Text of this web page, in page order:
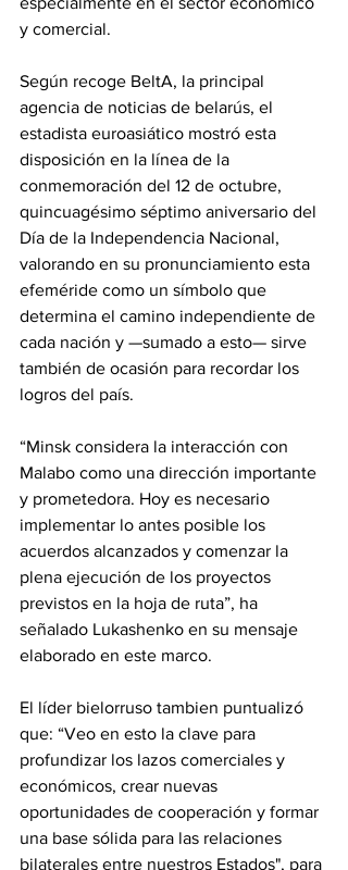
y comercial.
‎Según recoge BeltA, la principal
agencia de noticias de belarús, el
estadista euroasiático mostró esta
disposición en la línea de la
conmemoración del 12 de octubre,
quincuagésimo séptimo aniversario del
Día de la Independencia Nacional,
valorando en su pronunciamiento esta
efeméride como un símbolo que
determina el camino independiente de
cada nación y —sumado a esto— sirve
también de ocasión para recordar los
logros del país.
‎“Minsk considera la interacción con
Malabo como una dirección importante
y prometedora. Hoy es necesario
implementar lo antes posible los
acuerdos alcanzados y comenzar la
plena ejecución de los proyectos
previstos en la hoja de ruta”, ha
señalado Lukashenko en su mensaje
elaborado en este marco.
‎El líder bielorruso tambien puntualizó
que: “Veo en esto la clave para
profundizar los lazos comerciales y
económicos, crear nuevas
oportunidades de cooperación y formar
una base sólida para las relaciones
bilaterales entre nuestros Estados", para